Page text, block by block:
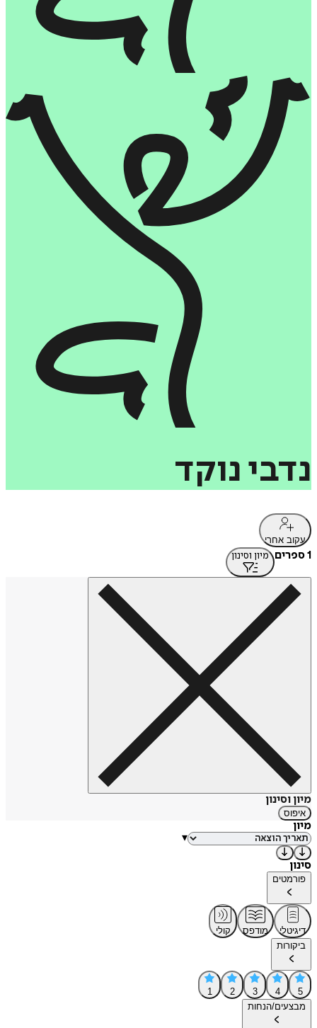
נדבי נוקד
עקוב אחרי
1 ספרים מיון וסינון
מיון וסינון
איפוס
מיון
▾
סינון
פורמטים
דיגיטלי מודפס
קולי
ביקורות
5
4
3
2
1
מבצעים/הנחות